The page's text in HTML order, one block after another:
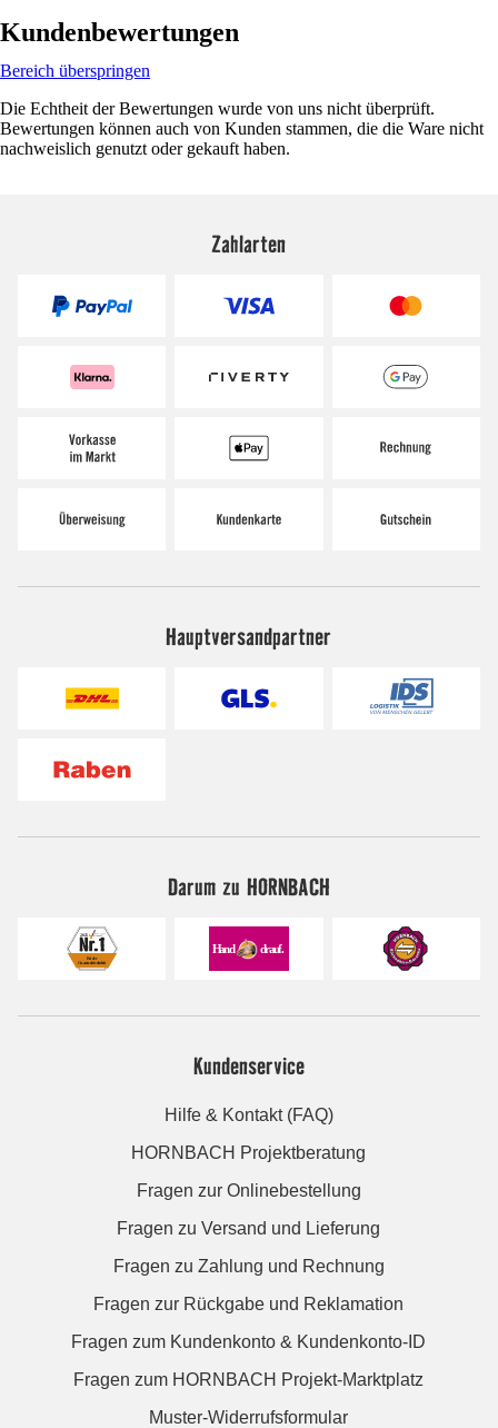
Kundenbewertungen
Bereich überspringen
Die Echtheit der Bewertungen wurde von uns nicht überprüft.
Bewertungen können auch von Kunden stammen, die die Ware nicht
nachweislich genutzt oder gekauft haben.
Zahlarten
Hauptversandpartner
Darum zu HORNBACH
Kundenservice
Hilfe & Kontakt (FAQ)
HORNBACH Projektberatung
Fragen zur Onlinebestellung
Fragen zu Versand und Lieferung
Fragen zu Zahlung und Rechnung
Fragen zur Rückgabe und Reklamation
Fragen zum Kundenkonto & Kundenkonto-ID
Fragen zum HORNBACH Projekt-Marktplatz
Muster-Widerrufsformular